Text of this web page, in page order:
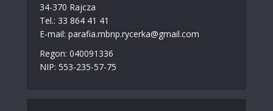
34-370 Rajcza
Tel.: 33 864 41 41
E-mail: parafia.mbnp.rycerka@gmail.com
Regon: 040091336
NIP: 553-235-57-75